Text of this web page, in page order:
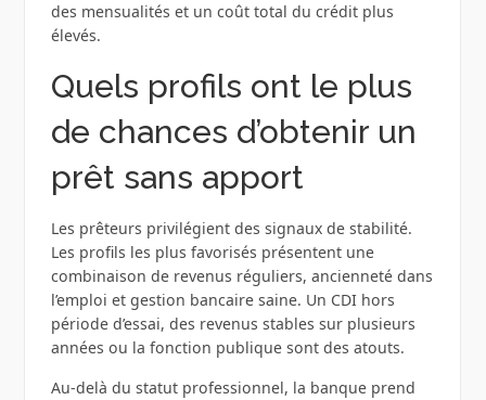
des mensualités et un coût total du crédit plus
élevés.
Quels profils ont le plus
de chances d’obtenir un
prêt sans apport
Les prêteurs privilégient des signaux de stabilité.
Les profils les plus favorisés présentent une
combinaison de revenus réguliers, ancienneté dans
l’emploi et gestion bancaire saine. Un CDI hors
période d’essai, des revenus stables sur plusieurs
années ou la fonction publique sont des atouts.
Au-delà du statut professionnel, la banque prend